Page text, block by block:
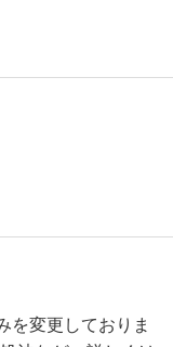
を変更しておりま